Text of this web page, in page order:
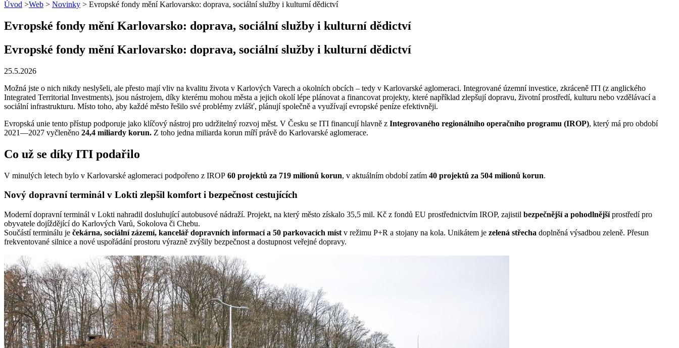
Úvod >Web > Novinky > Evropské fondy mění Karlovarsko: doprava, sociální služby i kulturní dědictví
Evropské fondy mění Karlovarsko: doprava, sociální služby i kulturní dědictví
Evropské fondy mění Karlovarsko: doprava, sociální služby i kulturní dědictví
25.5.2026
Možná jste o nich nikdy neslyšeli, ale přesto mají vliv na kvalitu života v Karlových Varech a okolních obcích – tedy v Karlovarské aglomeraci. Integrované územní investice, zkráceně ITI (z anglického
Integrated Territorial Investments), jsou nástrojem, díky kterému mohou města a jejich okolí lépe plánovat a financovat projekty, které například zlepšují dopravu, životní prostředí, kulturu nebo vzdělávací a
sociální infrastrukturu. Místo toho, aby každé město řešilo své problémy zvlášť, plánují společně a využívají evropské peníze efektivněji.
Evropská unie tento přístup podporuje jako klíčový nástroj pro udržitelný rozvoj měst. V Česku se ITI financují hlavně z Integrovaného regionálního operačního programu (IROP), který má pro období
2021—2027 vyčleněno 24,4 miliardy korun. Z toho jedna miliarda korun míří právě do Karlovarské aglomerace.
Co už se díky ITI podařilo
V minulých letech bylo v Karlovarské aglomeraci podpořeno z IROP 60 projektů za 719 milionů korun, v aktuálním období zatím 40 projektů za 504 milionů korun.
Nový dopravní terminál v Lokti zlepšil komfort i bezpečnost cestujících
Moderní dopravní terminál v Lokti nahradil dosluhující autobusové nádraží. Projekt, na který město získalo 35,5 mil. Kč z fondů EU prostřednictvím IROP, zajistil bezpečnější a pohodlnějšíprostředí pro
obyvatele dojíždějící do Karlových Varů, Sokolova či Chebu.
Součástí terminálu je čekárna, sociální zázemí, kancelář dopravních informací a 50 parkovacích míst v režimu P+R a stojany na kola. Unikátem je zelená střecha doplněná výsadbou zeleně. Přesun
frekventované silnice a nové uspořádání prostoru výrazně zvýšily bezpečnost a dostupnost veřejné dopravy.